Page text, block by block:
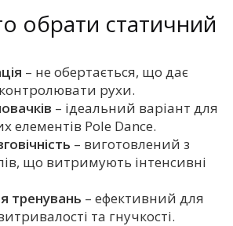
обрати статичний
– не обертається, що дає
рухи.
– ідеальний варіант для
елементів Pole Dance.
– виготовлений з
що витримують інтенсивні
тренувань – ефективний для
та гнучкості.